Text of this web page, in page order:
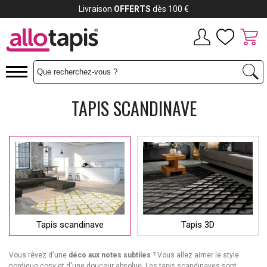
TAPIS SCANDINAVE
Tapis scandinave Tapis 3D
Vous rêvez d'une déco aux notes subtiles ? Vous allez aimer le style
Payez jusqu'à12x